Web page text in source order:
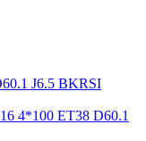
4*100 ET38 D60.1